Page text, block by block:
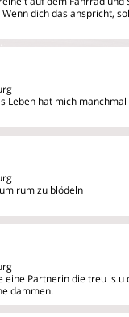
dich das anspricht,
Leben hat mich
rum zu blödeln
eine Partnerin die treu is
dammen.